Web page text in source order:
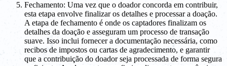
Fechamento: Uma vez que o doador concorda em contribuir,
esta etapa envolve finalizar os detalhes e processar a doação.
A etapa de fechamento é onde os captadores finalizam os
detalhes da doação e asseguram um processo de transação
suave. Isso inclui fornecer a documentação necessária, como
recibos de impostos ou cartas de agradecimento, e garantir
que a contribuição do doador seja processada de forma segura